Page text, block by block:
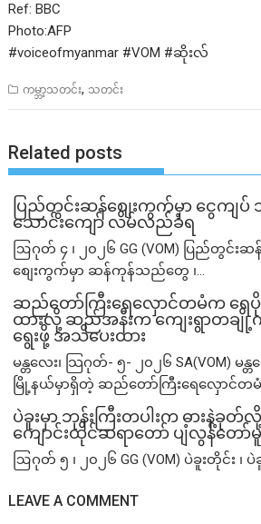
Ref: BBC
Photo:AFP
#voiceofmyanmar #VOM #ဆိုးလ်
ကမ္ဘာ့သတင်း, သတင်း
Related posts
ပြည်တွင်းဆန်စျေးကွက်မှာ ငွေကျပ် သိ
သောင်းကျော် လိမ်လည်ခံရ
ဩဂုတ် ၄ ၊ ၂၀၂၆ GG (VOM) ပြည်တွင်း
စျေးကွက်မှာ ဆန်ကုန်သည်တွေ ၊...
ဆည်တော်ကြီးရေလှောင်တမံက ရေ
ထားလို့ ဆည်အနီးက ကျေးရွာတချို့ကို
ရွေးဖို့ အသိပေးထား
မန္တလေး၊ သြဂုတ်- ၅- ၂၀၂၆ SA(VOM) မန္တ
မြို့နယ်မှာရှိတဲ့ ဆည်တော်ကြီးရေလှောင်တမံ
ပဲခူးမှာ ဘုန်းကြီးတပါးက ဓားနဲ့ခုတ်လို့
ကျောင်းထိုင်ဆရာတော် ပျံလွန်တော်
ဩဂုတ် ၅ ၊ ၂၀၂၆ GG (VOM) ပဲခူးတိုင်း ၊ ပဲခူ
LEAVE A COMMENT